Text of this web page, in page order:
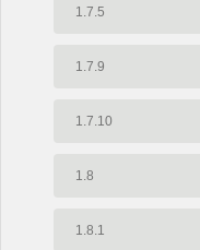
1.7.5
1.7.9
1.7.10
1.8
1.8.1